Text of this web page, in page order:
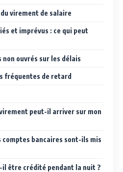
virement de salaire
et imprévus : ce qui peut
non ouvrés sur les délais
fréquentes de retard
peut-il arriver sur mon
comptes bancaires sont-ils mis
il être crédité pendant la nuit ?